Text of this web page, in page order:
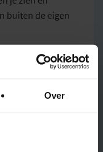
Over
buiten de eigen
relatie tot
benadrukten
organisaties zijn